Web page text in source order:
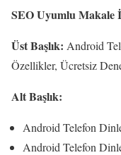
SEO Uyumlu Makale
Üst Başlık: Android
Özellikler, Ücretsiz
Alt Başlık:
Android Telefon
Android Telefon